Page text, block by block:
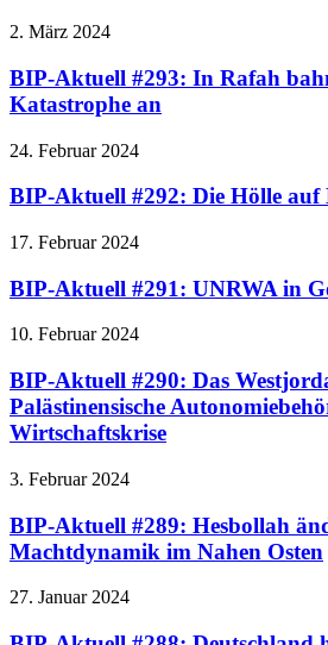
2. März 2024
BIP-Aktuell #293: In Rafah
Katastrophe an
24. Februar 2024
BIP-Aktuell #292: Die Hölle auf
17. Februar 2024
BIP-Aktuell #291: UNRWA in
10. Februar 2024
BIP-Aktuell #290: Das
Palästinensische
Wirtschaftskrise
3. Februar 2024
BIP-Aktuell #289: Hesbollah
Machtdynamik im Nahen Osten
27. Januar 2024